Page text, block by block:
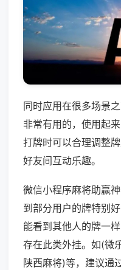
同时应用在很多场景
非常有用的，使用起
打牌时可以合理调整
好友间互动乐趣。
微信小程序麻将助赢
到部分用户的牌特别
能看到其他人的牌一
存在此类外挂。如(微
陕西麻将)等，建议通